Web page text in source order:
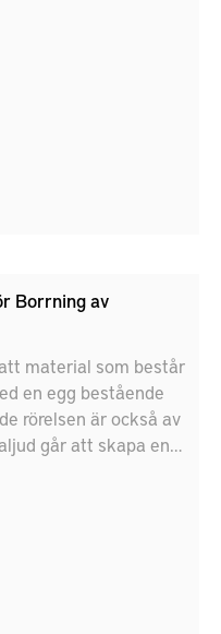
Borrning av
material som består
en egg bestående
rörelsen är också av
går att skapa en